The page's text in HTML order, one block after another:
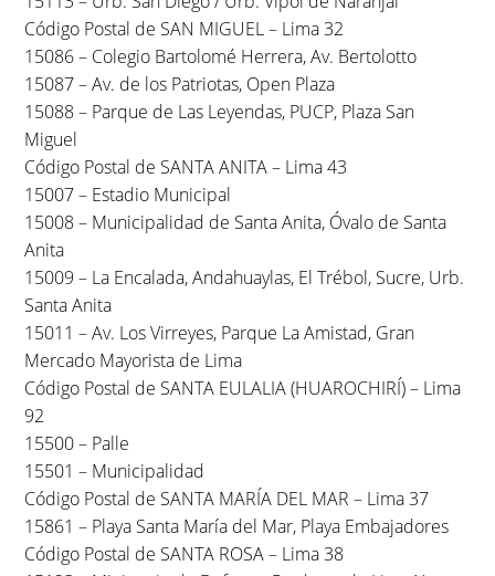
Código Postal de SAN MIGUEL – Lima 32
15086 – Colegio Bartolomé Herrera, Av. Bertolotto
15087 – Av. de los Patriotas, Open Plaza
15088 – Parque de Las Leyendas, PUCP, Plaza San
Miguel
Código Postal de SANTA ANITA – Lima 43
15007 – Estadio Municipal
15008 – Municipalidad de Santa Anita, Óvalo de Santa
Anita
15009 – La Encalada, Andahuaylas, El Trébol, Sucre, Urb.
Santa Anita
15011 – Av. Los Virreyes, Parque La Amistad, Gran
Mercado Mayorista de Lima
Código Postal de SANTA EULALIA (HUAROCHIRÍ) – Lima
92
15500 – Palle
15501 – Municipalidad
Código Postal de SANTA MARÍA DEL MAR – Lima 37
15861 – Playa Santa María del Mar, Playa Embajadores
Código Postal de SANTA ROSA – Lima 38